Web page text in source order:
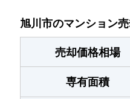
旭川市のマンション
売却価格相場
専有面積